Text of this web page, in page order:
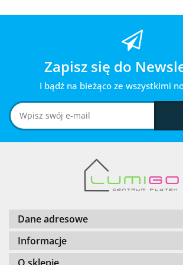
Zapisz się do
I bądź na bieżąco ze wszystkimi
Dane adresowe
Informacje